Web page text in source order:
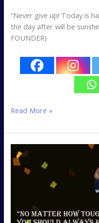
“Never give up! Today is
the day after will be
FOUNDER)
Read More »
Dreams
that
keep